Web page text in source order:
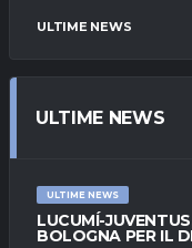
ULTIME NEWS
ULTIME NEWS
ULTIME NEWS
LUCUMÍ-
BOLOGNA PER IL